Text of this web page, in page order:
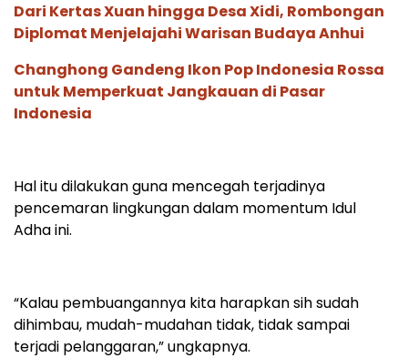
Dari Kertas Xuan hingga Desa Xidi, Rombongan
Diplomat Menjelajahi Warisan Budaya Anhui
Changhong Gandeng Ikon Pop Indonesia Rossa
untuk Memperkuat Jangkauan di Pasar
Indonesia
Hal itu dilakukan guna mencegah terjadinya
pencemaran lingkungan dalam momentum Idul
Adha ini.
“Kalau pembuangannya kita harapkan sih sudah
dihimbau, mudah-mudahan tidak, tidak sampai
terjadi pelanggaran,” ungkapnya.